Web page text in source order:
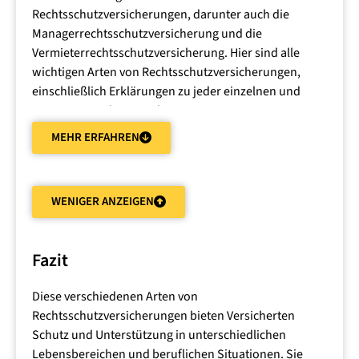
eine Pauschalvereinbarung, ein Stundenhonorar oder
eine erfolgsabhängige Vergütung sein.
Rechtsschutzversicherungen, darunter auch die
Managerrechtsschutzversicherung und die
Vermieterrechtsschutzversicherung. Hier sind alle
wichtigen Arten von Rechtsschutzversicherungen,
einschließlich Erklärungen zu jeder einzelnen und
warum sie wichtig sein können:
Diese Versicherung deckt rechtliche Angelegenheiten
im privaten Bereich ab, wie Streitigkeiten mit
Vertragsstreitigkeiten oder
Privatrechtsschutzversicherung ist wichtig, um sich in
rechtlichen Auseinandersetzungen angemessen
verteidigen zu können, ohne hohe Anwalts- und
MEHR ERFAHREN
WENIGER ANZEIGEN
Fazit
Diese verschiedenen Arten von
Rechtsschutzversicherungen bieten Versicherten
Schutz und Unterstützung in unterschiedlichen
Lebensbereichen und beruflichen Situationen. Sie